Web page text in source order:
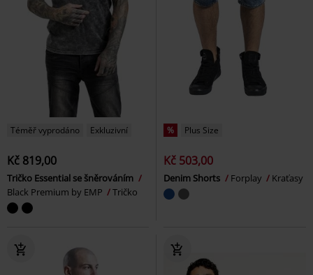
Téměř vyprodáno Exkluzivní
Kč 819,00
Tričko Essential se šněrováním
Black Premium by EMP
Tričko
% Plus Size
Kč 503,00
Denim Shorts Forplay Kraťasy